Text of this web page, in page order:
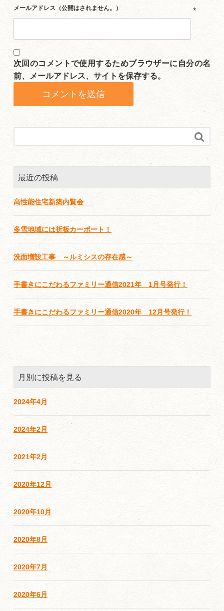
メールアドレス（公開はされません。） *
次回のコメントで使用するためブラウザーに自分の名
前、メールアドレス、サイトを保存する。

最近の投稿
高性能住宅新築内覧会
多雪地域には折板カーポート！
洗面増設工事 ～ルミシスの存在感～
手書きにこだわるファミリー通信2021年 1月号発行！
手書きにこだわるファミリー通信2020年 12月号発行！
月別に投稿を見る
2024年4月
2024年2月
2021年2月
2020年12月
2020年10月
2020年8月
2020年7月
2020年6月